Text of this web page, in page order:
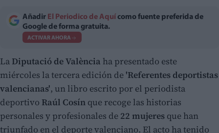
Añadir El Periodico de Aquí como fuente preferida de
Google de forma gratuita.
ACTIVAR AHORA
La Diputació de València ha presentado este
miércoles la tercera edición de 'Referentes deportistas
valencianas', un libro escrito por el periodista
deportivo Raúl Cosín que recoge las historias
personales y profesionales de 22 mujeres que han
triunfado en el deporte valenciano. El acto ha tenido